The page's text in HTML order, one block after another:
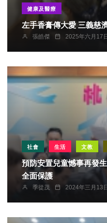
健康及醫療
左手香膏傳大愛 三義慈
張皓傑 2025年六月17
社會 生活 文教
預防安置兒童憾事再發
全面保護
季從茂 2024年三月13日